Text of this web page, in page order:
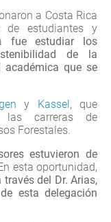
a Costa Rica
de estudiantes y
fue estudiar los
de la
que se
y Kassel, que
las carreras de
Forestales.
estuvieron de
esta oportunidad,
del Dr. Arias,
esta delegación